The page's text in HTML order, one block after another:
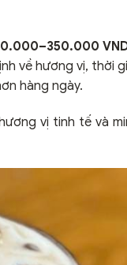
về hương vị, thời
hàng ngày.
vị tinh tế và